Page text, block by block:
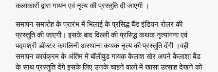
कलाकारों द्वारा गायन एवं नृत्य की प्रस्तुति दी जाएगी ।
समापन समारोह के प्रारंभ में भिलाई के प्रसिद्ध बैंड इंडियन रोलर की
प्रस्तुति की जाएगी। इसके बाद दिल्ली की प्रसिद्ध कथक नृत्यांगना एवं
पद्मश्री डॉक्टर कमलिनी अस्थाना कथक नृत्य की प्रस्तुति देंगी ।वही
समापन कार्यक्रम के अंतिम में बॉलीवुड गायक कैलाश खेर अपने कैलाशा बैंड
के साथ प्रस्तुति देंगे इसके लिए उनके चाहने वालों में खासा उत्साह देखने को